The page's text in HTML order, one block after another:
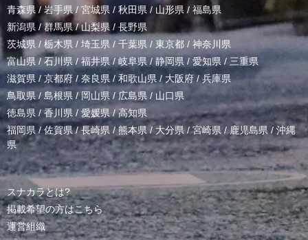
青森県 / 岩手県/ 宮城県 / 秋田県 / 山形県/ 福島県
新潟県 /群馬県/山梨県 / 長野県
茨城県 / 栃木県 / 埼玉県 / 千葉県 / 東京都 / 神奈川県
富山県 /石川県/福井県/岐阜県 / 静岡県 / 愛知県 / 三重県
滋賀県 / 京都府 / 奈良県 / 和歌山県/ 大阪府 /兵庫県
鳥取県/ 島根県 /岡山県/ 広島県 / 山口県
徳島県 /香川県 / 愛媛県/高知県
福岡県/佐賀県/長崎県 /熊本県/ 大分県/宮崎県 /鹿児島県 / 沖縄
県
スナカラとは?
掲載希望の方はこちら
運営組織